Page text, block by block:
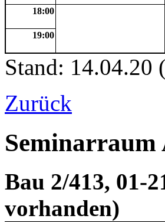
18:00
19:00
Stand: 14.04.20
Zurück
Seminarraum
Bau 2/413, 01-
vorhanden)